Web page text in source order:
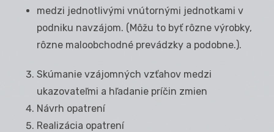
medzi jednotlivými vnútornými jednotkami v
podniku navzájom. (Môžu to byť rôzne výrobky,
rôzne maloobchodné prevádzky a podobne.).
Skúmanie vzájomných vzťahov medzi
ukazovateľmi a hľadanie príčin zmien
Návrh opatrení
Realizácia opatrení